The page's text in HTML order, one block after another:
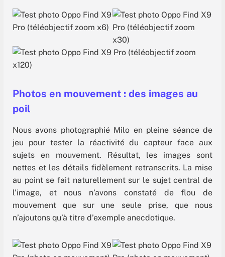
Photos en mouvement : des images au
poil
Nous avons photographié Milo en pleine séance de
jeu pour tester la réactivité du capteur face aux
sujets en mouvement. Résultat, les images sont
nettes et les détails fidèlement retranscrits. La mise
au point se fait naturellement sur le sujet central de
l’image, et nous n’avons constaté de flou de
mouvement que sur une seule prise, que nous
n’ajoutons qu’à titre d’exemple anecdotique.